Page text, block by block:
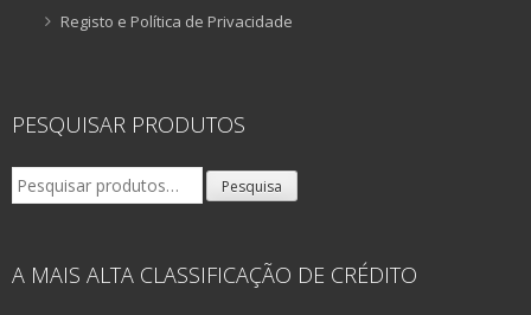
Registo e Política de Privacidade
PESQUISAR PRODUTOS
Pesquisar
por:
Pesquisa
A MAIS ALTA CLASSIFICAÇÃO DE CRÉDITO